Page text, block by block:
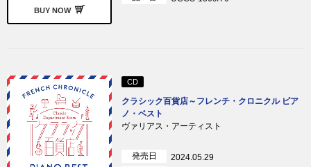
BUY NOW
CD
クラシック百貨店～フレンチ・クロニクル ピア
ノ・ベスト
ヴァリアス・アーティスト
発売日
2024.05.29